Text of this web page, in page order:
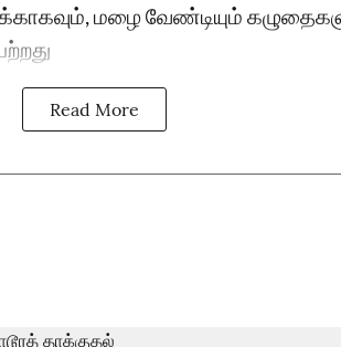
மழை வேண்டியும்
Read More